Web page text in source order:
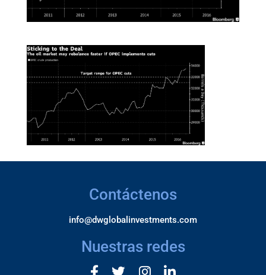
Contáctenos
info@dwglobalinvestments.com
Nuestras redes